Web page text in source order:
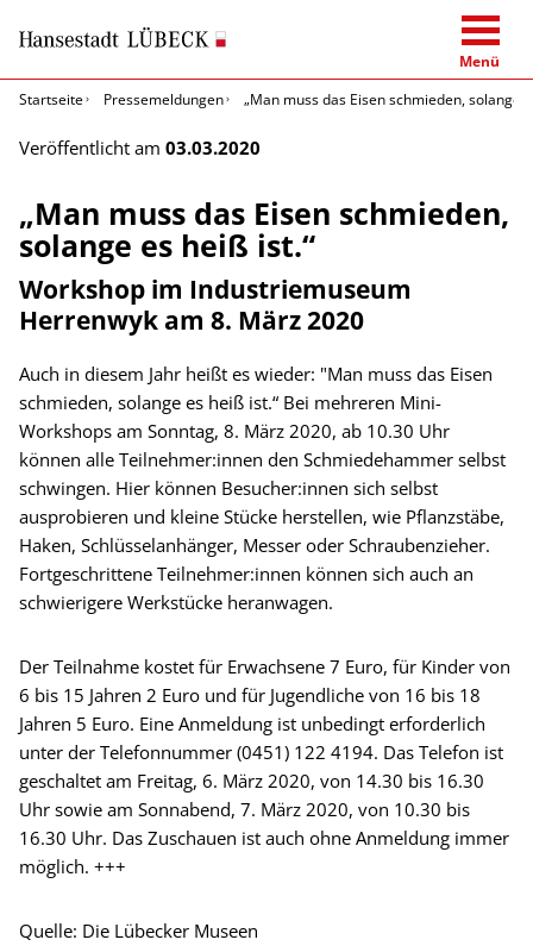
Menü
Startseite
Pressemeldungen „Man muss das Eisen schmieden, solange
Veröffentlicht am 03.03.2020
„Man muss das Eisen schmieden,
solange es heiß ist.“
Workshop im Industriemuseum
Herrenwyk am 8. März 2020
Auch in diesem Jahr heißt es wieder: "Man muss das Eisen
schmieden, solange es heiß ist.“ Bei mehreren Mini-
Workshops am Sonntag, 8. März 2020, ab 10.30 Uhr
können alle Teilnehmer:innen den Schmiedehammer selbst
schwingen. Hier können Besucher:innen sich selbst
ausprobieren und kleine Stücke herstellen, wie Pflanzstäbe,
Haken, Schlüsselanhänger, Messer oder Schraubenzieher.
Fortgeschrittene Teilnehmer:innen können sich auch an
schwierigere Werkstücke heranwagen.
Der Teilnahme kostet für Erwachsene 7 Euro, für Kinder von
6 bis 15 Jahren 2 Euro und für Jugendliche von 16 bis 18
Jahren 5 Euro. Eine Anmeldung ist unbedingt erforderlich
unter der Telefonnummer (0451) 122 4194. Das Telefon ist
geschaltet am Freitag, 6. März 2020, von 14.30 bis 16.30
Uhr sowie am Sonnabend, 7. März 2020, von 10.30 bis
16.30 Uhr. Das Zuschauen ist auch ohne Anmeldung immer
möglich. +++
Quelle: Die Lübecker Museen